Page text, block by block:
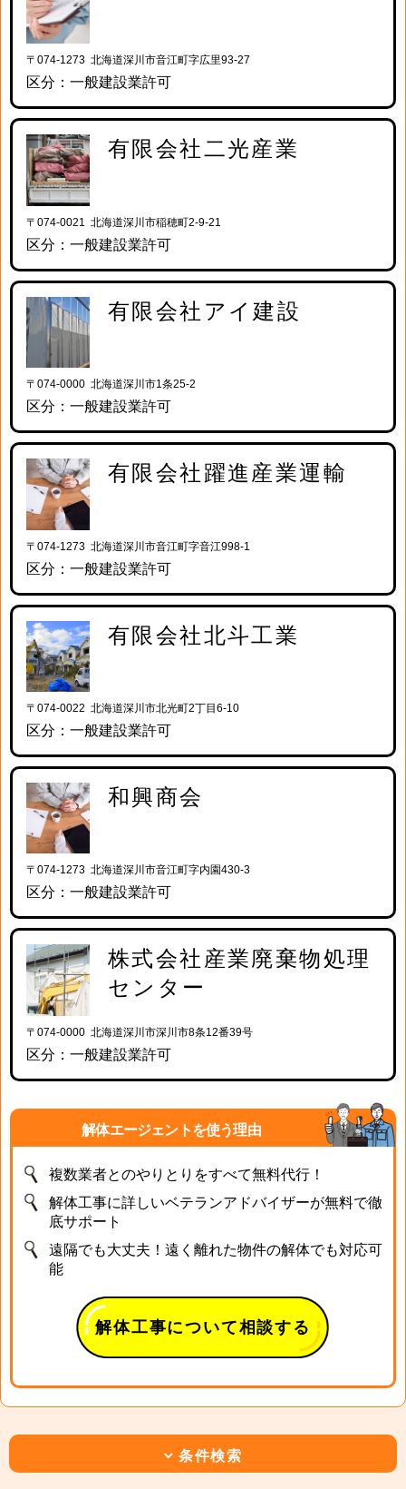
〒074-1273 北海道深川市音江町字広里93-27
区分：一般建設業許可
有限会社二光産業
〒074-0021 北海道深川市稲穂町2-9-21
区分：一般建設業許可
有限会社アイ建設
〒074-0000 北海道深川市1条25-2
区分：一般建設業許可
有限会社躍進産業運輸
〒074-1273 北海道深川市音江町字音江998-1
区分：一般建設業許可
有限会社北斗工業
〒074-0022 北海道深川市北光町2丁目6-10
区分：一般建設業許可
和興商会
〒074-1273 北海道深川市音江町字内園430-3
区分：一般建設業許可
株式会社産業廃棄物処理
センター
〒074-0000 北海道深川市深川市8条12番39号
区分：一般建設業許可
解体エージェントを使う理由
複数業者とのやりとりをすべて無料代行！
解体工事に詳しいベテランアドバイザーが無料で徹
底サポート
遠隔でも大丈夫！遠く離れた物件の解体でも対応可
能
解体工事について相談する
条件検索